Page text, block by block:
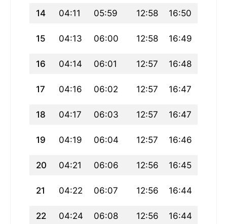
14 04:11 05:59 12:58 16:50
15 04:13 06:00 12:58 16:49
16 04:14 06:01 12:57 16:48
17 04:16 06:02 12:57 16:47
18 04:17 06:03 12:57 16:47
19 04:19 06:04 12:57 16:46
20 04:21 06:06 12:56 16:45
21 04:22 06:07 12:56 16:44
22 04:24 06:08 12:56 16:44